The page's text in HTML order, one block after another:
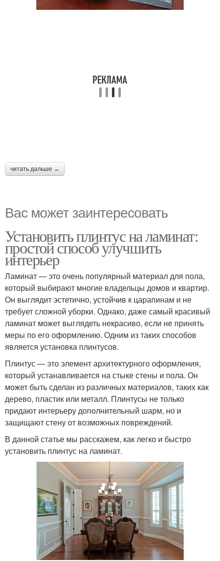
читать дальше →
Вас может заинтересовать
Установить плинтус на ламинат:
простой способ улучшить
интерьер
Ламинат — это очень популярный материал для пола,
который выбирают многие владельцы домов и квартир.
Он выглядит эстетично, устойчив к царапинам и не
требует сложной уборки. Однако, даже самый красивый
ламинат может выглядеть некрасиво, если не принять
меры по его оформлению. Одним из таких способов
является установка плинтусов.
Плинтус — это элемент архитектурного оформления,
который устанавливается на стыке стены и пола. Он
может быть сделан из различных материалов, таких как
дерево, пластик или металл. Плинтусы не только
придают интерьеру дополнительный шарм, но и
защищают стену от возможных повреждений.
В данной статье мы расскажем, как легко и быстро
установить плинтус на ламинат.